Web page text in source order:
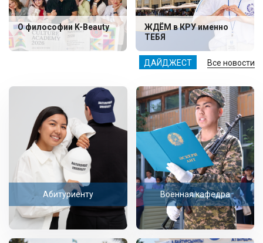
ДАЙДЖЕСТ Все новости
О философии K-Beauty
ЖДЁМ в КРУ именно
ТЕБЯ
Абитуриенту Военная кафедра